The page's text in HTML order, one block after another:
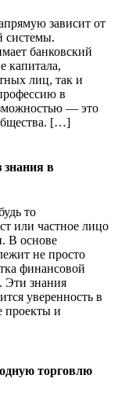
зависит от
системы.
банковский
капитала,
лиц, так и
в
— это
[…]
знания в
то
или частное лицо
В основе
не просто
финансовой
Эти знания
уверенность в
проекты и
торговлю